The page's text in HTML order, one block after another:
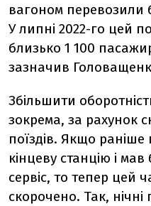
вагоном перевозили
У липні 2022-го цей
близько 1 100
зазначив
Збільшити
зокрема, за рахунок
поїздів. Якщо
кінцеву станцію і
сервіс, то тепер цей
скорочено. Так, нічні